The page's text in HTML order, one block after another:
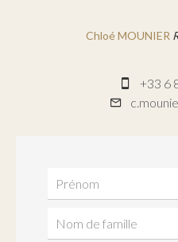
Chloé MOUNIER
+33 6